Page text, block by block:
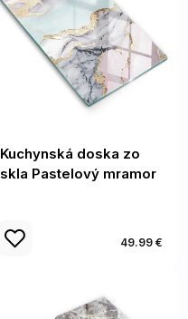
Kuchynská doska zo
skla Pastelový mramor
49.99 €